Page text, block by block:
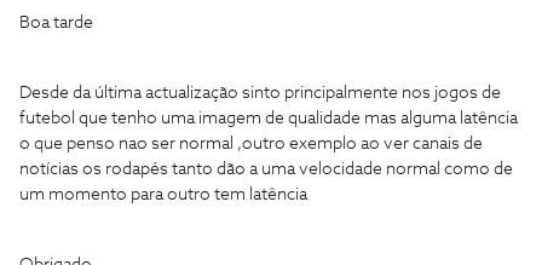
Boa tarde
Desde da última actualização sinto principalmente nos jogos de
futebol que tenho uma imagem de qualidade mas alguma latência
o que penso nao ser normal ,outro exemplo ao ver canais de
notícias os rodapés tanto dão a uma velocidade normal como de
um momento para outro tem latência